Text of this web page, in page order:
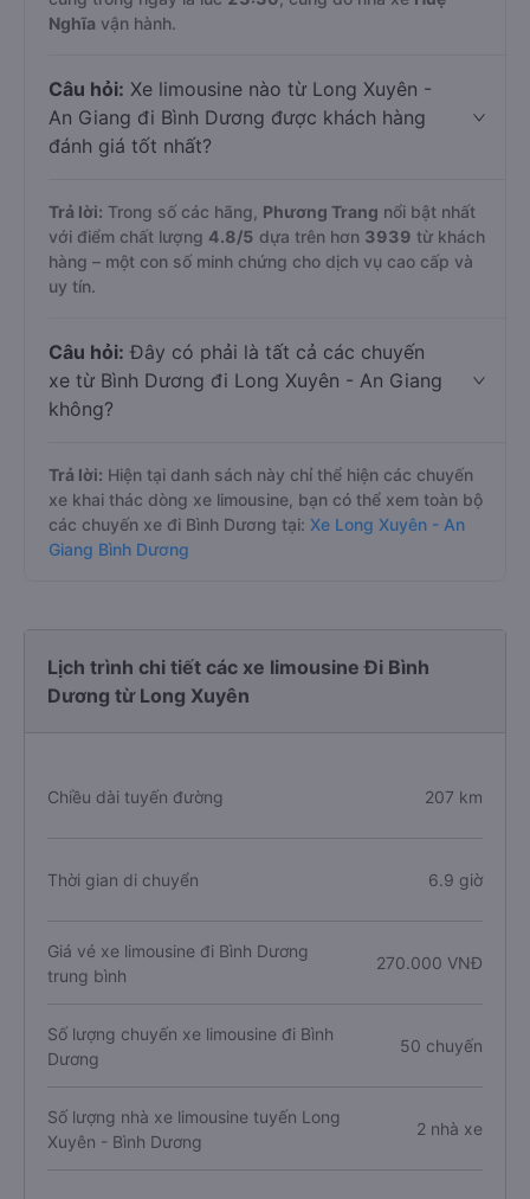
Nghĩa vận hành.
Câu hỏi: Xe limousine nào từ Long Xuyên -
An Giang đi Bình Dương được khách hàng
đánh giá tốt nhất?
Trả lời: Trong số các hãng, Phương Trang nổi bật nhất
với điểm chất lượng 4.8/5 dựa trên hơn 3939 từ khách
hàng – một con số minh chứng cho dịch vụ cao cấp và
uy tín.
Câu hỏi: Đây có phải là tất cả các chuyến
xe từ Bình Dương đi Long Xuyên - An Giang
không?
Trả lời: Hiện tại danh sách này chỉ thể hiện các chuyến
xe khai thác dòng xe limousine, bạn có thể xem toàn bộ
các chuyến xe đi Bình Dương tại: Xe Long Xuyên - An
Giang Bình Dương
Lịch trình chi tiết các xe limousine Đi Bình
Dương từ Long Xuyên
Chiều dài tuyến đường 207 km
Thời gian di chuyển 6.9 giờ
Giá vé xe limousine đi Bình Dương
trung bình
270.000 VNĐ
Số lượng chuyến xe limousine đi Bình
Dương
50 chuyến
Số lượng nhà xe limousine tuyến Long
Xuyên - Bình Dương
2 nhà xe